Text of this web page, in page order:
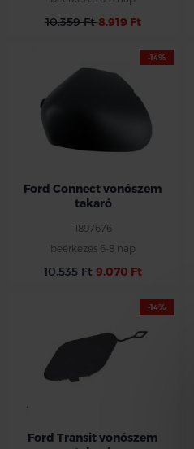
10.359 Ft8.919 Ft
-14%
Ford Connect vonószem
takaró
1897676
beérkezés 6-8 nap
10.535 Ft9.070 Ft
-14%
Ford Transit vonószem